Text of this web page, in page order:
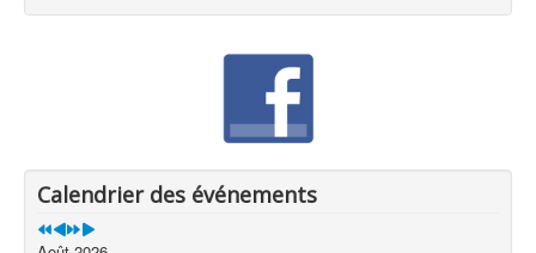
Calendrier des événements